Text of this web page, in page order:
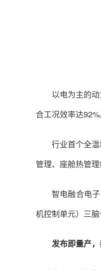
以电为主的
合工况效率达
行业首个全
管理、座舱热管
智电融合电
机控制单元）三
发布即量产